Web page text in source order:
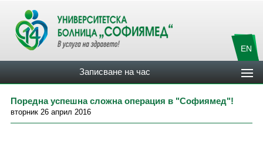
EN
Записване на час
Поредна успешна сложна операция в "Софиямед"!
вторник 26 април 2016